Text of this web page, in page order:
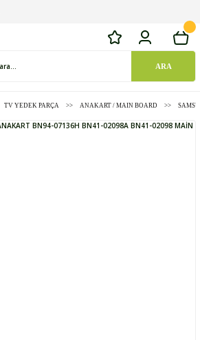
ARA
TV YEDEK PARÇA ANAKART / MAIN BOARD